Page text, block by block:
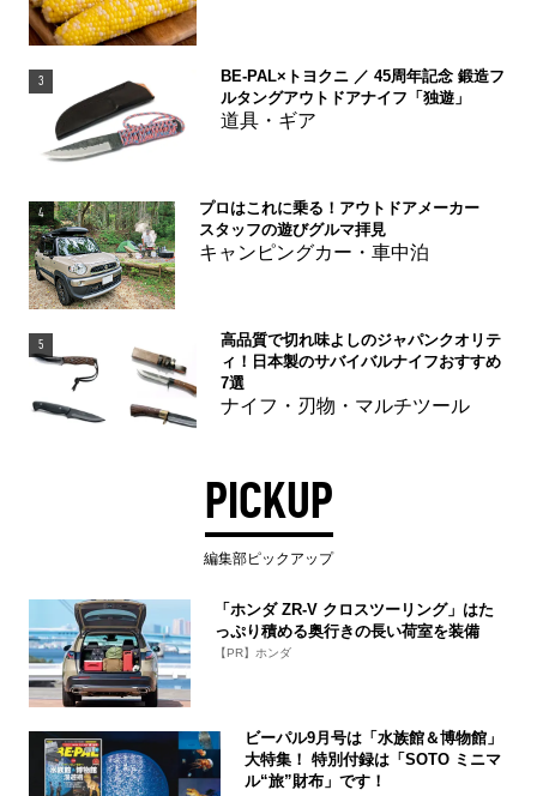
3
BE-PAL×トヨクニ ／ 45周年記念 鍛造フ
ルタングアウトドアナイフ「独遊」
道具・ギア
4
プロはこれに乗る！アウトドアメーカー
スタッフの遊びグルマ拝見
キャンピングカー・車中泊
5
高品質で切れ味よしのジャパンクオリテ
ィ！日本製のサバイバルナイフおすすめ
7選
ナイフ・刃物・マルチツール
PICKUP
編集部ピックアップ
「ホンダ ZR-V クロスツーリング」はた
っぷり積める奥行きの長い荷室を装備
【PR】ホンダ
ビーパル9月号は「水族館＆博物館」
大特集！ 特別付録は「SOTO ミニマ
ル“旅”財布」です！